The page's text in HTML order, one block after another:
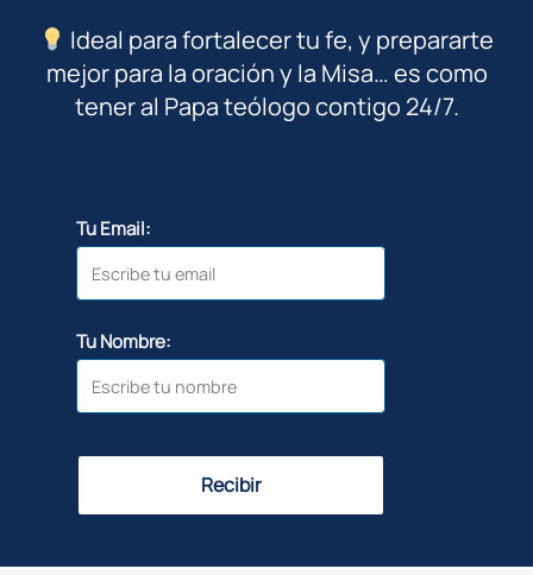
Ideal para fortalecer tu fe, y prepararte
mejor para la oración y la Misa… es como
tener al Papa teólogo contigo 24/7.
Tu Email:
Tu Nombre:
Recibir